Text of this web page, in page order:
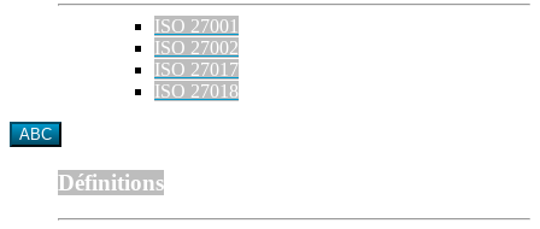
ISO 27001
ISO 27002
ISO 27017
ISO 27018
ABC
Définitions